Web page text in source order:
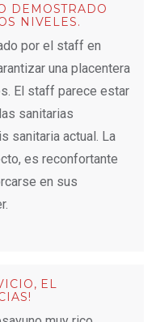
DEMOSTRADO
NIVELES.
por el staff en
una placentera
El staff parece estar
sanitarias
sanitaria actual. La
es reconfortante
en sus
EL